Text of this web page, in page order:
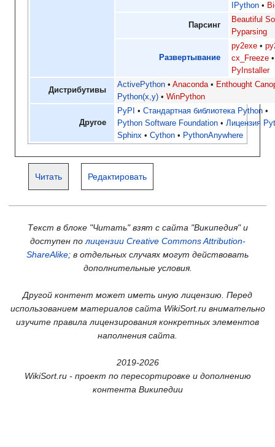
IPython
Парсинг
Beautiful
Pyparsing
Развертывание
py2exe
cx_Freeze
PyInstaller
Дистрибутивы
ActivePython Anaconda
Enthought
Python(x,y)
WinPython
Другое
PyPI
Стандартная библиотека Python
Python Software Foundation
Лицензия
Sphinx
Cython PythonAnywhere
Читать Редактировать
Текст в блоке "Читать" взят с сайта "Википедия" и
доступен полицензии Creative Commons Attribution-
ShareAlike; в отдельных случаях могут действовать
дополнительные условия.
Другой контент может иметь иную лицензию. Перед
использованием материалов сайта WikiSort.ru внимательно
изучите правила лицензирования конкретных элементов
наполнения сайта.
2019-2026
WikiSort.ru - проект по пересортировке и дополнению
контента Википедии